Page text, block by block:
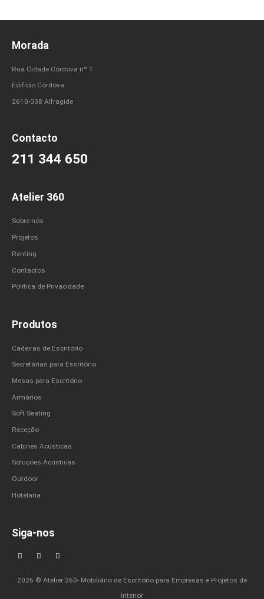
Morada
Rua Cidade Córdova nº 1
Edifício Córdova
2610-038 Alfragide
Contacto
211 344 650
Atelier 360
Sobre nós
Projetos
Renting
Contactos
Política de Privacidade
Produtos
Cadeiras de Escritório
Secretárias para Escritório
Mesas para Escritório
Armários
Soft Seating
Receção
Cabines Acústicas
Soluções Acústicas
Outdoor
Hotelaria
Siga-nos
2026 © Atelier 360- Mobiliário de Escritório para Empresas e Projetos de
Interior